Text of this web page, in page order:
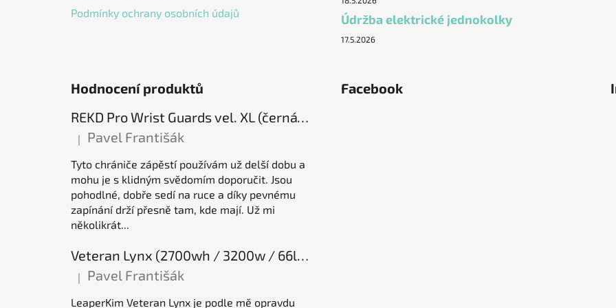
Podmínky ochrany osobních údajů
Údržba elektrické jednokolky
17.5.2026
Hodnocení produktů
REKD Pro Wrist Guards vel. XL (černá) chrániče zápěstí
Hodnocení produktu je 5 z 5 hvězdiček.
| Pavel Františák
Tyto chrániče zápěstí používám už delší dobu a
mohu je s klidným svědomím doporučit. Jsou
pohodlné, dobře sedí na ruce a díky pevnému
zapínání drží přesně tam, kde mají. Už mi
několikrát...
Veteran Lynx (2700wh / 3200w / 66lb / 50E), elektrická jednokolka
Hodnocení produktu je 5 z 5 hvězdiček.
| Pavel Františák
LeaperKim Veteran Lynx je podle mě opravdu
Facebook